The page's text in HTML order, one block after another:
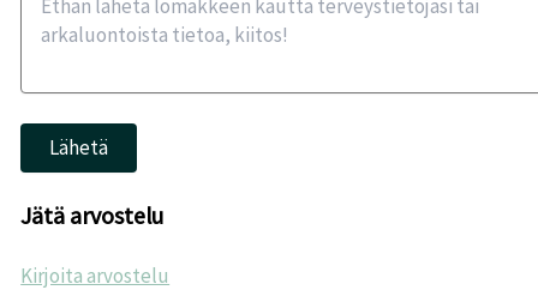
Lähetä
Jätä arvostelu
Kirjoita arvostelu